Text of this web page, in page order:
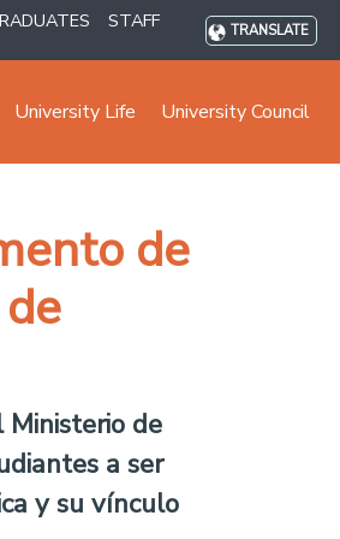
STAFF TRANSLATE
University Life University Council
de
Ministerio de
a ser
y su vínculo